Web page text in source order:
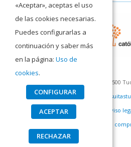
C/ San Francisco Javier 1 – 31500
©Colegio San Francisco Javier –
Aviso
Política de
«Aceptar», aceptas el uso
de las cookies necesarias.
Puedes configurarlas a
continuación y saber más
en la página: Uso de
cookies.
CONFIGURAR
ACEPTAR
RECHAZAR